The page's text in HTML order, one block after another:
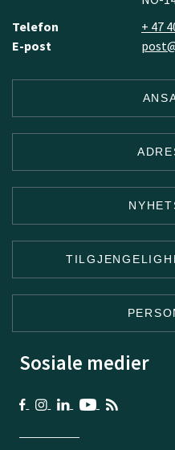
Telefon
+ 47
E-post
Sosiale medier